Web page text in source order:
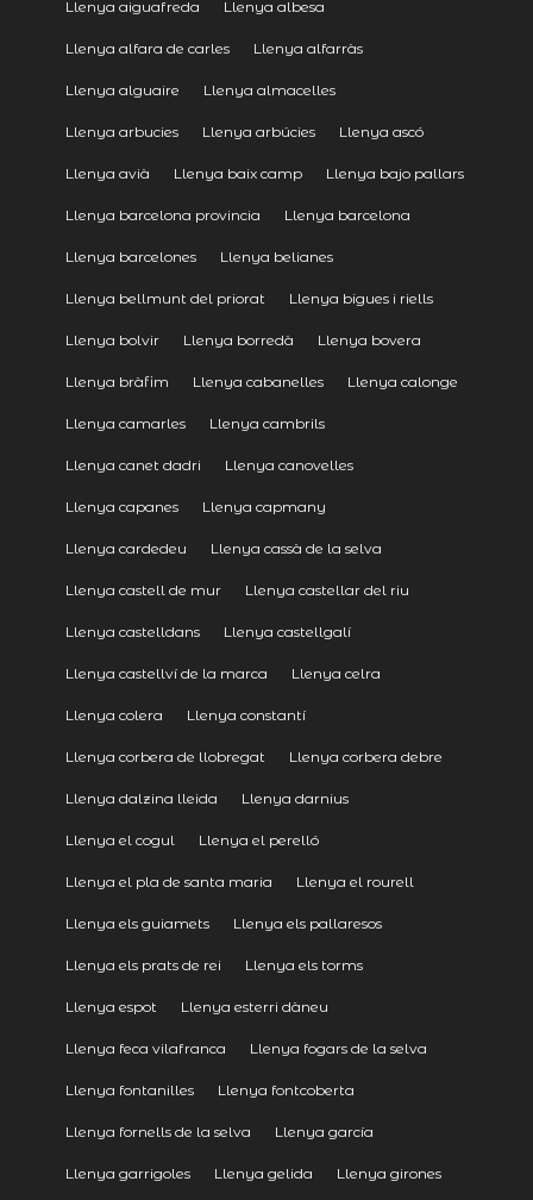
Llenya aiguafreda Llenya albesa
Llenya alfara de carles Llenya alfarràs
Llenya alguaire Llenya almacelles
Llenya arbucies Llenya arbúcies Llenya ascó
Llenya avià Llenya baix camp Llenya bajo pallars
Llenya barcelona provincia Llenya barcelona
Llenya barcelones Llenya belianes
Llenya bellmunt del priorat Llenya bigues i riells
Llenya bolvir Llenya borredà Llenya bovera
Llenya bràfim Llenya cabanelles Llenya calonge
Llenya camarles Llenya cambrils
Llenya canet dadri Llenya canovelles
Llenya capanes Llenya capmany
Llenya cardedeu Llenya cassà de la selva
Llenya castell de mur Llenya castellar del riu
Llenya castelldans Llenya castellgalí
Llenya castellví de la marca Llenya celra
Llenya colera Llenya constantí
Llenya corbera de llobregat Llenya corbera debre
Llenya dalzina lleida Llenya darnius
Llenya el cogul Llenya el perelló
Llenya el pla de santa maria Llenya el rourell
Llenya els guiamets Llenya els pallaresos
Llenya els prats de rei Llenya els torms
Llenya espot Llenya esterri dàneu
Llenya feca vilafranca Llenya fogars de la selva
Llenya fontanilles Llenya fontcoberta
Llenya fornells de la selva Llenya garcía
Llenya garrigoles Llenya gelida Llenya girones